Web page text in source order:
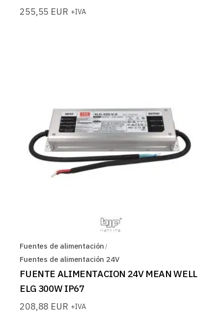
255,55 EUR +IVA
Fuentes de alimentación
Fuentes de alimentación 24V
FUENTE ALIMENTACION 24V MEAN WELL
ELG 300W IP67
208,88 EUR +IVA